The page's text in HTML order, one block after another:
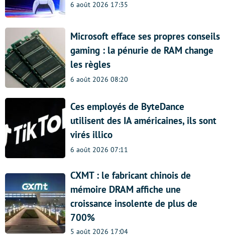
6 août 2026 17:35
Microsoft efface ses propres conseils
gaming : la pénurie de RAM change
les règles
6 août 2026 08:20
Ces employés de ByteDance
utilisent des IA américaines, ils sont
virés illico
6 août 2026 07:11
CXMT : le fabricant chinois de
mémoire DRAM affiche une
croissance insolente de plus de
700%
5 août 2026 17:04